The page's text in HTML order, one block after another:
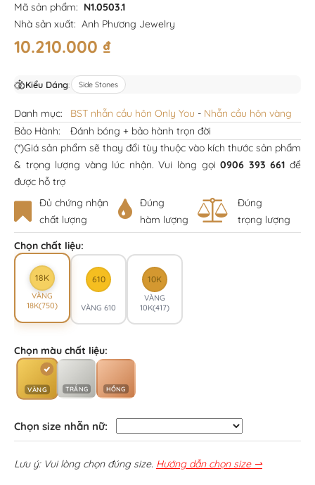
Mã sản phẩm: N1.0503.1
Nhà sản xuất: Anh Phương Jewelry
10.210.000 ₫
Kiểu Dáng: Side Stones
Danh mục: BST nhẫn cầu hôn Only You - Nhẫn cầu hôn vàng
Bảo Hành:
Đánh bóng + bảo hành trọn đời
(*)Giá sản phẩm sẽ thay đổi tùy thuộc vào kích thước sản phẩm
& trọng lượng vàng lúc nhận. Vui lòng gọi0906 393 661 để
được hỗ trợ
Đủ chứng nhận
chất lượng
Đúng
hàm lượng
Đúng
trọng lượng
Chọn chất liệu:
18K
VÀNG
18K(750)
610
VÀNG 610
10K
VÀNG
10K(417)
Chọn màu chất liệu:
VÀNG TRẮNG HỒNG
Chọn size nhẫn nữ:
Lưu ý: Vui lòng chọn đúng size. Hướng dẫn chọn size ⇀